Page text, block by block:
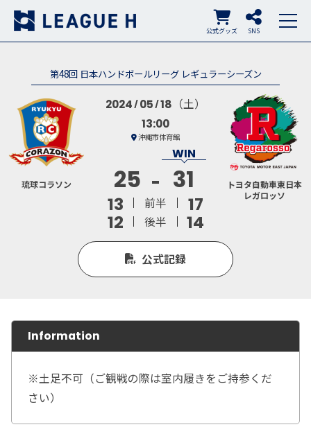
SNS
公式グッズ
第48回 日本ハンドボールリーグ レギュラーシーズン
琉球コラソン
2024 05 18 （土）
13:00
沖縄市体育館
25 31
13 前半
17
12
後半 14
トヨタ自動車東日本
レガロッソ
公式記録
Information
※土足不可（ご観戦の際は室内履きをご持参くだ
さい）